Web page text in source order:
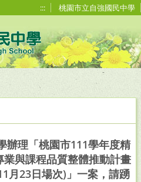
::: 桃園市立自強國民中學
辦理「桃園市111學年度精
與課程品質整體推動計畫
月23日場次)」一案，請踴